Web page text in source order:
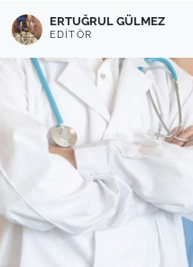
ERTUĞRUL GÜLMEZ
EDITÖR
Eğitim
Sağlık
Güncel
Kamu Alımları
Haber Arşivi